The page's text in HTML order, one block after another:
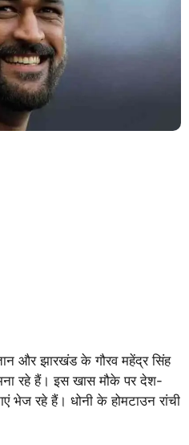
और झारखंड के गौरव महेंद्र सिंह
रहे हैं। इस खास मौके पर देश-
भेज रहे हैं। धोनी के होमटाउन रांची